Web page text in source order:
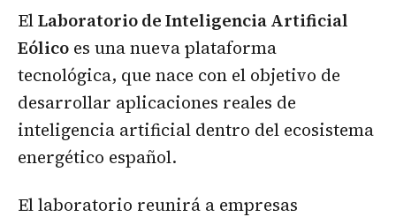
ElLaboratorio de Inteligencia Artificial
Eólico es una nueva plataforma
tecnológica, que nace con el objetivo de
desarrollar aplicaciones reales de
inteligencia artificial dentro del ecosistema
energético español.
El laboratorio reunirá a empresas